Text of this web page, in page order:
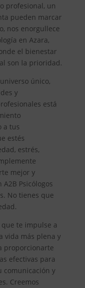
profesional, un
pueden marcar
nos enorgullece
en Azara,
el bienestar
son la prioridad.
único,
y
está
a tus
estés
estrés,
mejor y
Psicólogos
No tienes que
que te impulse a
vida más plena y
proporcionarte
efectivas para
comunicación y
Creemos